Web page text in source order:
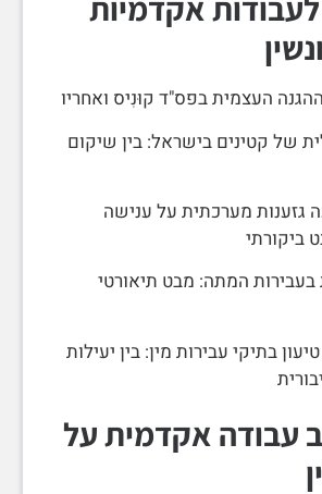
אקדמיות
העצמית בפס"ד קוּנִיס ואחריו
של קטינים בישראל: בין שיקום
גזענות מערכתית על ענישה
ביקורתי
המתה: מבט תיאורטי
בתיקי עבירות מין: בין יעילות
עבודה אקדמית על